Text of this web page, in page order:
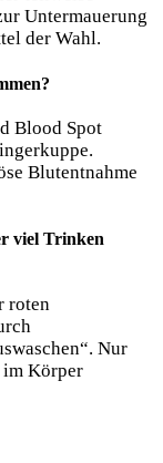
Untermauerung
der Wahl.
Blood Spot
Blutentnahme
viel Trinken
roten
Nur
im Körper